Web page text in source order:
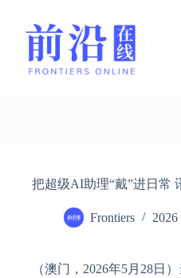
把超级AI助理“戴”进日常
Frontiers
（澳门，2026年5月28日